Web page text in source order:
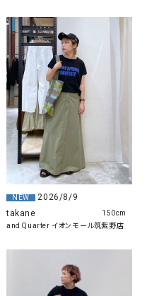
NEW
2026/8/9
takane
and Quarter イオンモール筑紫野店
150cm